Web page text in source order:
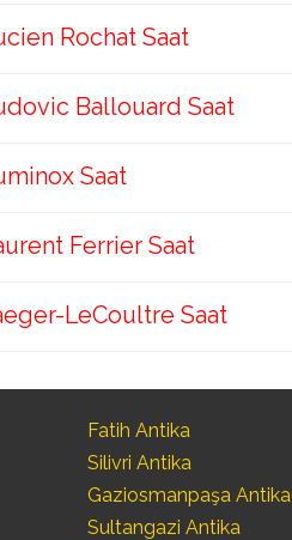
Rochat Saat
Ballouard Saat
Saat
Ferrier Saat
LeCoultre Saat
Fatih Antika
Silivri Antika
Gaziosmanpaşa Antika
Sultangazi Antika